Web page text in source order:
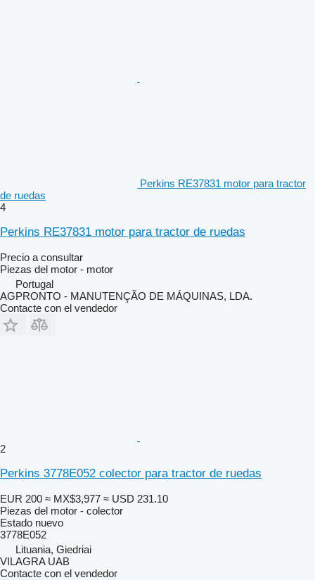
Perkins RE37831 motor para tractor
de ruedas
4
Perkins RE37831 motor para tractor de ruedas
Precio a consultar
Piezas del motor - motor
Portugal
AGPRONTO - MANUTENÇÃO DE MÁQUINAS, LDA.
Contacte con el vendedor
2
Perkins 3778E052 colector para tractor de ruedas
EUR 200 ≈ MX$3,977 ≈ USD 231.10
Piezas del motor - colector
Estado nuevo
3778E052
Lituania, Giedriai
VILAGRA UAB
Contacte con el vendedor